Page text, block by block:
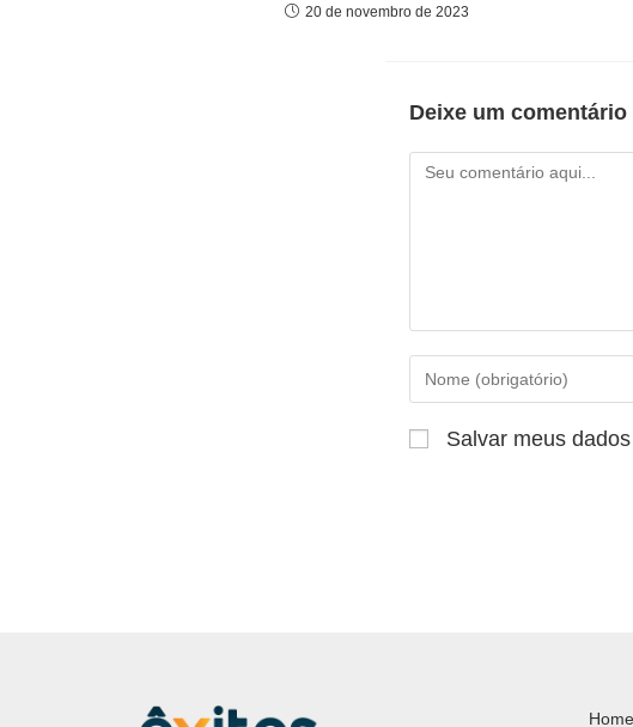
20 de novembro de 2023
Deixe um comentário
Salvar meus
Home